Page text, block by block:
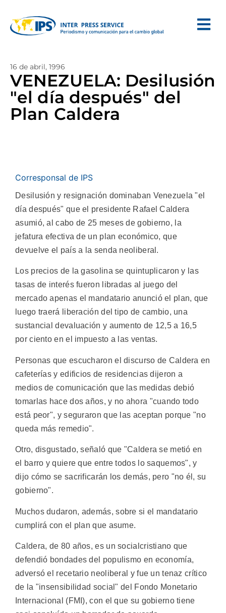
16 de abril, 1996
VENEZUELA: Desilusión
"el día después" del
Plan Caldera
Corresponsal de IPS
Desilusión y resignación dominaban Venezuela "el
día después" que el presidente Rafael Caldera
asumió, al cabo de 25 meses de gobierno, la
jefatura efectiva de un plan económico, que
devuelve el país a la senda neoliberal.
Los precios de la gasolina se quintuplicaron y las
tasas de interés fueron libradas al juego del
mercado apenas el mandatario anunció el plan, que
luego traerá liberación del tipo de cambio, una
sustancial devaluación y aumento de 12,5 a 16,5
por ciento en el impuesto a las ventas.
Personas que escucharon el discurso de Caldera en
cafeterías y edificios de residencias dijeron a
medios de comunicación que las medidas debió
tomarlas hace dos años, y no ahora "cuando todo
está peor", y seguraron que las aceptan porque "no
queda más remedio".
Otro, disgustado, señaló que "Caldera se metió en
el barro y quiere que entre todos lo saquemos", y
dijo cómo se sacrificarán los demás, pero "no él, su
gobierno".
Muchos dudaron, además, sobre si el mandatario
cumplirá con el plan que asume.
Caldera, de 80 años, es un socialcristiano que
defendió bondades del populismo en economía,
adversó el recetario neoliberal y fue un tenaz crítico
de la "insensibilidad social" del Fondo Monetario
Internacional (FMI), con el que su gobierno tiene